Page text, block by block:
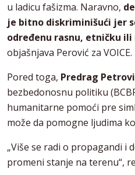
u ladicu fašizma. Naravno,
je bitno diskriminišući jer
određenu rasnu, etničku ili
objašnjava Perović za VOICE.
Pored toga, Predrag
bezbedonosnu politiku
humanitarne pomoći pre
može da pomogne ljudima
„Više se radi o propagandi i
promeni stanje na terenu“,